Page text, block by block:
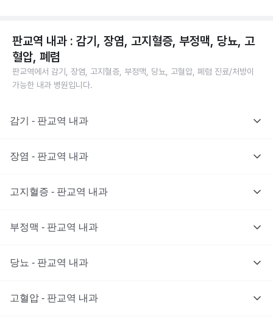
판교역 내과 : 감기, 장염, 고지혈증, 부정맥, 당뇨, 고
혈압, 폐렴
판교역에서 감기, 장염, 고지혈증, 부정맥, 당뇨, 고혈압, 폐렴 진료/처방이
가능한 내과 병원입니다.
감기 - 판교역 내과
장염 - 판교역 내과
고지혈증 - 판교역 내과
부정맥 - 판교역 내과
당뇨 - 판교역 내과
고혈압 - 판교역 내과